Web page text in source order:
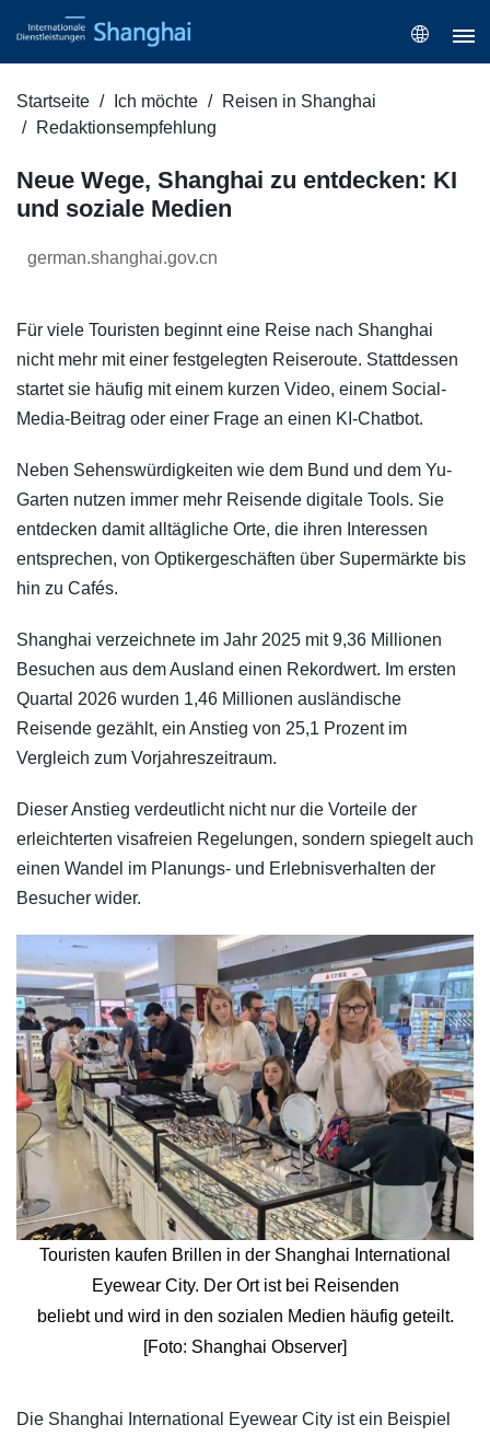
Startseite Ich möchte
Reisen in Shanghai
Redaktionsempfehlung
Neue Wege, Shanghai zu entdecken: KI
und soziale Medien
german.shanghai.gov.cn
Für viele Touristen beginnt eine Reise nach Shanghai
nicht mehr mit einer festgelegten Reiseroute. Stattdessen
startet sie häufig mit einem kurzen Video, einem Social-
Media-Beitrag oder einer Frage an einen KI-Chatbot.
Neben Sehenswürdigkeiten wie dem Bund und dem Yu-
Garten nutzen immer mehr Reisende digitale Tools. Sie
entdecken damit alltägliche Orte, die ihren Interessen
entsprechen, von Optikergeschäften über Supermärkte bis
hin zu Cafés.
Shanghai verzeichnete im Jahr 2025 mit 9,36 Millionen
Besuchen aus dem Ausland einen Rekordwert. Im ersten
Quartal 2026 wurden 1,46 Millionen ausländische
Reisende gezählt, ein Anstieg von 25,1 Prozent im
Vergleich zum Vorjahreszeitraum.
Dieser Anstieg verdeutlicht nicht nur die Vorteile der
erleichterten visafreien Regelungen, sondern spiegelt auch
einen Wandel im Planungs- und Erlebnisverhalten der
Besucher wider.
Touristen kaufen Brillen in der Shanghai International
Eyewear City. Der Ort ist bei Reisenden
beliebt und wird in den sozialen Medien häufig geteilt.
[Foto: Shanghai Observer]
​Die Shanghai International Eyewear City ist ein Beispiel